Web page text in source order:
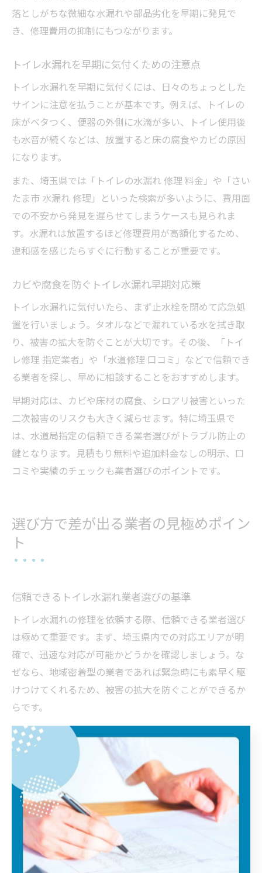
落としがちな微細な水漏れや部品劣化を早期に発見で
き、修理費用の抑制にもつながります。
トイレ水漏れを早期に気付くための注意点
トイレ水漏れを早期に気付くには、日々のちょっとした
サインに注意を払うことが基本です。例えば、トイレの
床がベタつく、便器の外側に水滴が多い、トイレ使用後
も水音が続くなどは、放置すると床の腐食やカビの原因
になります。
また、埼玉県では「トイレの水漏れ 修理 料金」や「さい
たま市 水漏れ 修理」といった検索が多いように、費用面
での不安から発見を遅らせてしまうケースも見られま
す。水漏れは放置するほど修理費用が高額化するため、
違和感を感じたらすぐに行動することが重要です。
カビや腐食を防ぐトイレ水漏れ早期対応策
トイレ水漏れに気付いたら、まず止水栓を閉めて応急処
置を行いましょう。タオルなどで漏れている水を拭き取
り、被害の拡大を防ぐことが大切です。その後、「トイ
レ修理 指定業者」や「水道修理 口コミ」などで信頼でき
る業者を探し、早めに相談することをおすすめします。
早期対応は、カビや床材の腐食、シロアリ被害といった
二次被害のリスクも大きく減らせます。特に埼玉県で
は、水道局指定の信頼できる業者選びがトラブル防止の
鍵となります。見積もり無料や追加料金なしの明示、口
コミや実績のチェックも業者選びのポイントです。
選び方で差が出る業者の見極めポイン
ト
信頼できるトイレ水漏れ業者選びの基準
トイレ水漏れの修理を依頼する際、信頼できる業者選び
は極めて重要です。まず、埼玉県内での対応エリアが明
確で、迅速な対応が可能かどうかを確認しましょう。な
ぜなら、地域密着型の業者であれば緊急時にも素早く駆
けつけてくれるため、被害の拡大を防ぐことができるか
らです。
次に、見積もりが無料であることや、料金体系が明確に
示されているかをチェックしましょう。追加料金の有無
や作業内容の説明が丁寧であれば、納得して依頼しやす
くなります。実際に「トイレ水漏れ 安い」などのキーワ
ードで検索し、複数社を比較することも効果的です。
さらに、自治体の指定業者であるか、資格や実績がある
かも安心材料となります。口コミや評判、過去の施工事
例なども参考にして、信頼性の高い業者を選ぶことが家